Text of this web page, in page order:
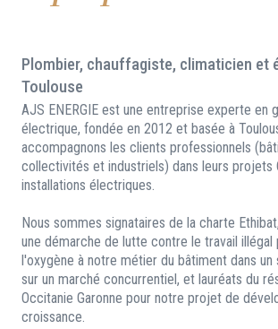
Plombier, chauffagiste, climaticien et
Toulouse
AJS ENERGIE est une entreprise experte en
électrique, fondée en 2012 et basée à
accompagnons les clients professionnels
collectivités et industriels) dans leurs projets
installations électriques.
Nous sommes signataires de la charte
une démarche de lutte contre le travail illégal
l'oxygène à notre métier du bâtiment dans
sur un marché concurrentiel, et lauréats du
Occitanie Garonne pour notre projet de
croissance.